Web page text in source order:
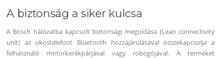
A biztonság a siker kulcsa
A Bosch hálózatba kapcsolt biztonsági megoldása (Lean connectivity
unit) az okostelefont Bluetooth hozzájárulásával összekapcsolja a
felhasználó motorkerékpárjával vagy robogójával. A terméket